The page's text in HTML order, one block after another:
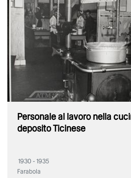
Personale al lavoro nella
deposito Ticinese
1930 - 1935
Farabola